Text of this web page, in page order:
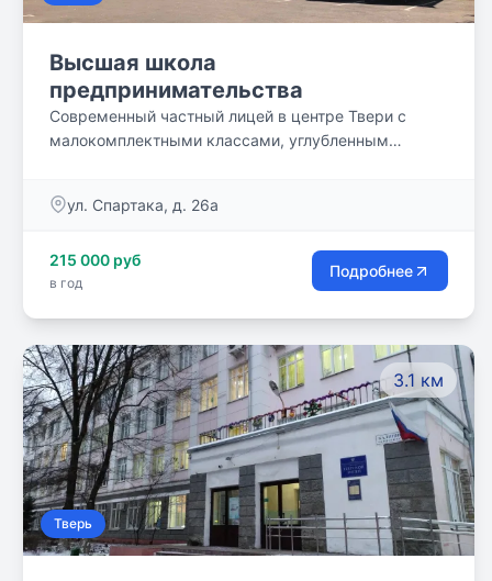
Высшая школа
предпринимательства
Современный частный лицей в центре Твери с
малокомплектными классами, углубленным
ул. Спартака, д. 26а
215 000 руб
в год
Подробнее
3.1 км
Тверь